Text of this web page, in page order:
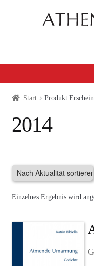
Start Produkt
2014
Einzelnes Ergebnis wird